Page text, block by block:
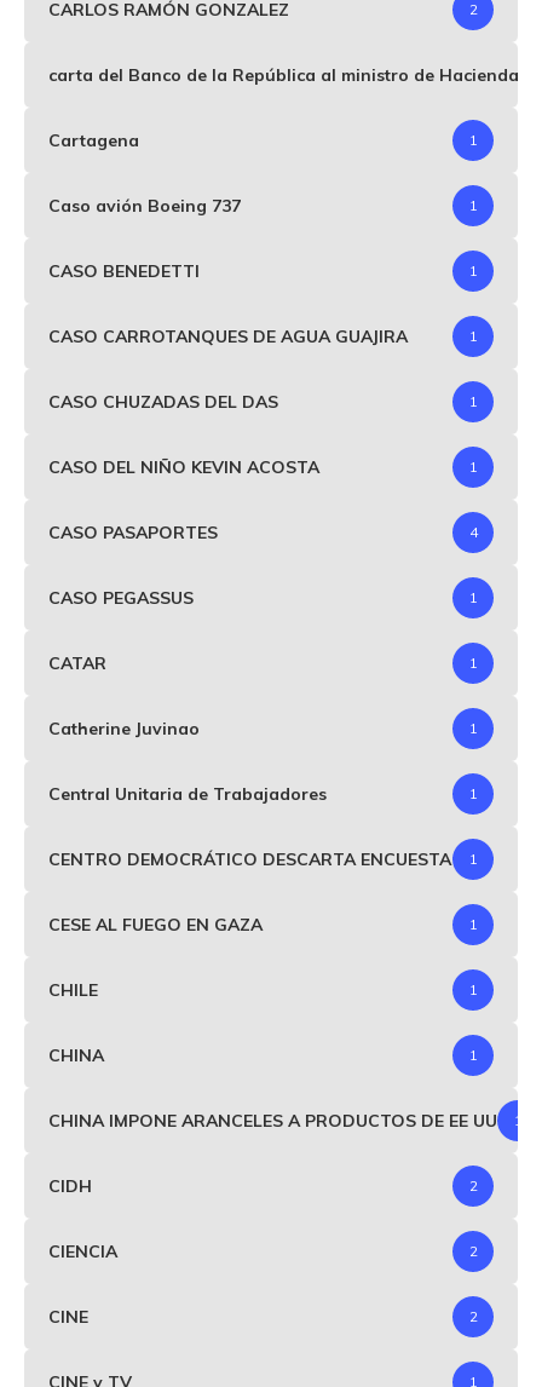
CARLOS RAMÓN GONZALEZ 2
carta del Banco de la República al ministro de Hacienda
Cartagena 1
Caso avión Boeing 737 1
CASO BENEDETTI 1
CASO CARROTANQUES DE AGUA GUAJIRA 1
CASO CHUZADAS DEL DAS 1
CASO DEL NIÑO KEVIN ACOSTA 1
CASO PASAPORTES 4
CASO PEGASSUS 1
CATAR 1
Catherine Juvinao 1
Central Unitaria de Trabajadores 1
CENTRO DEMOCRÁTICO DESCARTA ENCUESTA 1
CESE AL FUEGO EN GAZA 1
CHILE 1
CHINA 1
CHINA IMPONE ARANCELES A PRODUCTOS DE EE UU 1
CIDH 2
CIENCIA 2
CINE 2
CINE y TV 1